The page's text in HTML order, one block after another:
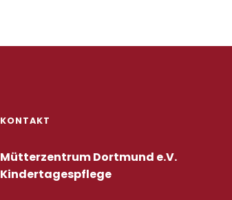
KONTAKT
Mütterzentrum Dortmund e.V.
Kindertagespflege